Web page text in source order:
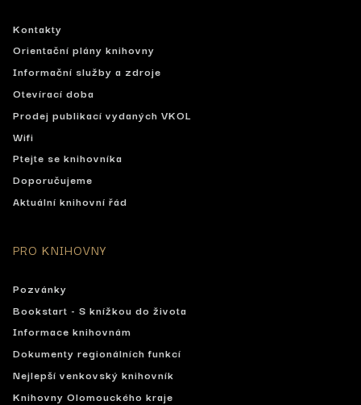
Kontakty
Orientační plány knihovny
Informační služby a zdroje
Otevírací doba
Prodej publikací vydaných VKOL
Wifi
Ptejte se knihovníka
Doporučujeme
Aktuální knihovní řád
PRO KNIHOVNY
Pozvánky
Bookstart - S knížkou do života
Informace knihovnám
Dokumenty regionálních funkcí
Nejlepší venkovský knihovník
Knihovny Olomouckého kraje